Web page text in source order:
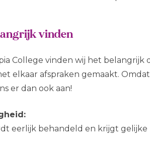
vinden
College vinden wij het belangrijk
elkaar afspraken gemaakt.
er dan ook aan!
eerlijk behandeld en krijgt gelijke